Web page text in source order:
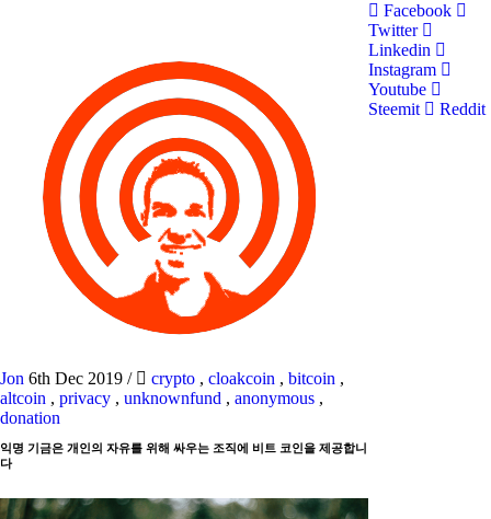
Jon 6th Dec 2019 / crypto , cloakcoin , bitcoin ,
altcoin , privacy , unknownfund , anonymous ,
donation
익명 기금은 개인의 자유를 위해 싸우는 조직에 비트 코인을 제공합니
다
Facebook
Twitter
Linkedin
Instagram
Youtube
Steemit
Reddit